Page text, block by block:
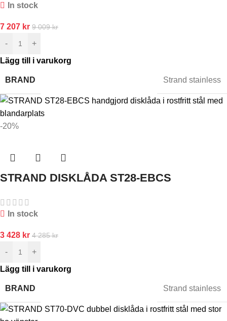
In stock
7 207 kr 9 009kr
-
+
Lägg till i varukorg
BRAND Strand stainless
-20%
STRAND DISKLÅDA ST28-EBCS
In stock
3 428 kr 4 285kr
-
+
Lägg till i varukorg
BRAND Strand stainless